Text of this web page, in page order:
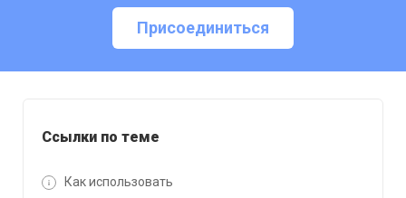
Ссылки по теме
Как использовать
Присоединиться